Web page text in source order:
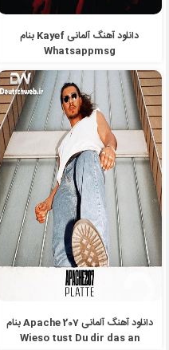
دانلود آهنگ آلمانی Kayef بنام
Whatsappmsg
دانلود آهنگ آلمانی Apache 207 بنام
Wieso tust Du dir das an